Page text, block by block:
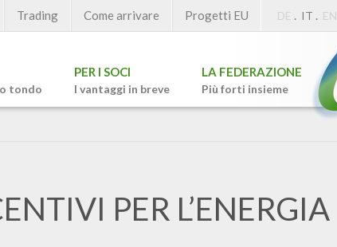
tondo
PER I SOCI
I vantaggi in breve
LA FEDERAZIONE
Più forti insieme
Trading Come arrivare Progetti EU DE . IT . EN
PER L’ENERGIA